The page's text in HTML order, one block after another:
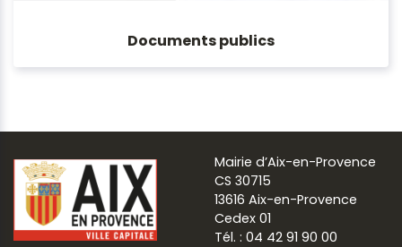
Documents publics
Mairie d’Aix-en-Provence
CS 30715
13616 Aix-en-Provence
Cedex 01
Tél. : 04 42 91 90 00